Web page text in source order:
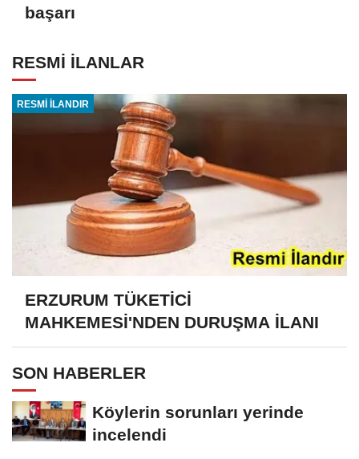
başarı
RESMİ İLANLAR
RESMİ İLANDIR
ERZURUM TÜKETİCİ
MAHKEMESİ'NDEN DURUŞMA İLANI
SON HABERLER
Köylerin sorunları yerinde
incelendi